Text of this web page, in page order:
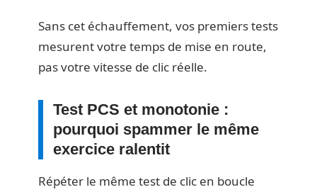
Sans cet échauffement, vos premiers tests
mesurent votre temps de mise en route,
pas votre vitesse de clic réelle.
Test PCS et monotonie :
pourquoi spammer le même
exercice ralentit
Répéter le même test de clic en boucle